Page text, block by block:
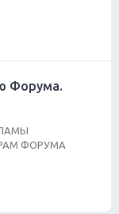
Форума.
ФОРУМА